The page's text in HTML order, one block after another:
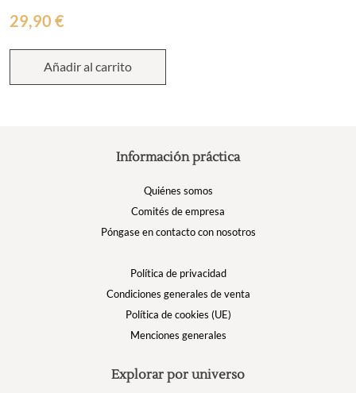
29,90 €
Añadir al carrito
Información práctica
Quiénes somos
Comités de empresa
Póngase en contacto con nosotros
Política de privacidad
Condiciones generales de venta
Política de cookies (UE)
Menciones generales
Explorar por universo